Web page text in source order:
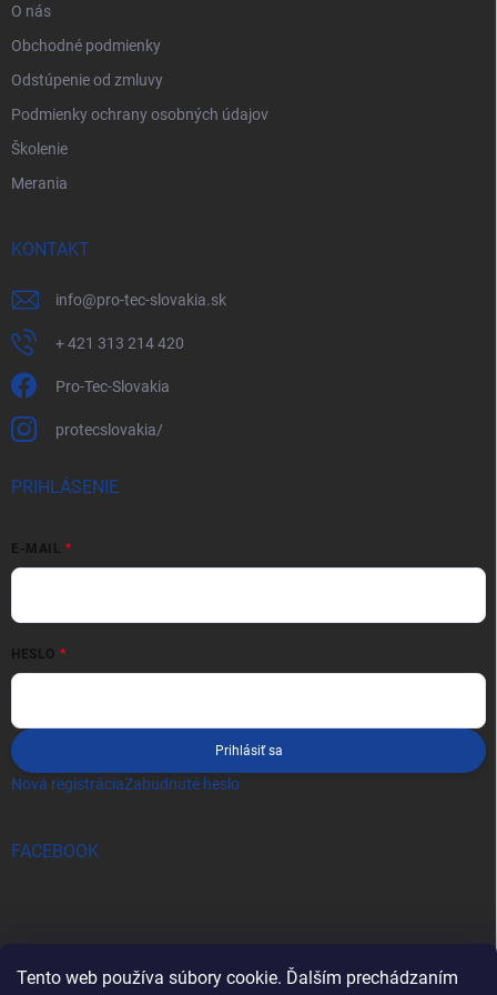
Tento web používa súbory cookie. Ďalším prechádzaním
O nás
Obchodné podmienky
Odstúpenie od zmluvy
Podmienky ochrany osobných údajov
Školenie
Merania
KONTAKT
info@pro-tec-slovakia.sk
+ 421 313 214 420
Pro-Tec-Slovakia
protecslovakia/
PRIHLÁSENIE
E-MAIL
HESLO
Prihlásiť sa
Nová registráciaZabudnuté heslo
FACEBOOK